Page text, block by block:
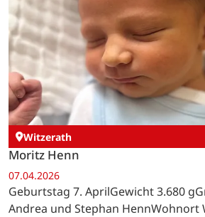
Witzerath
Moritz Henn
07.04.2026
Geburtstag 7. AprilGewicht 3.680
Andrea und Stephan HennWohnort